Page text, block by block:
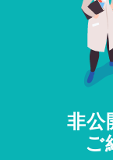
非公
ご